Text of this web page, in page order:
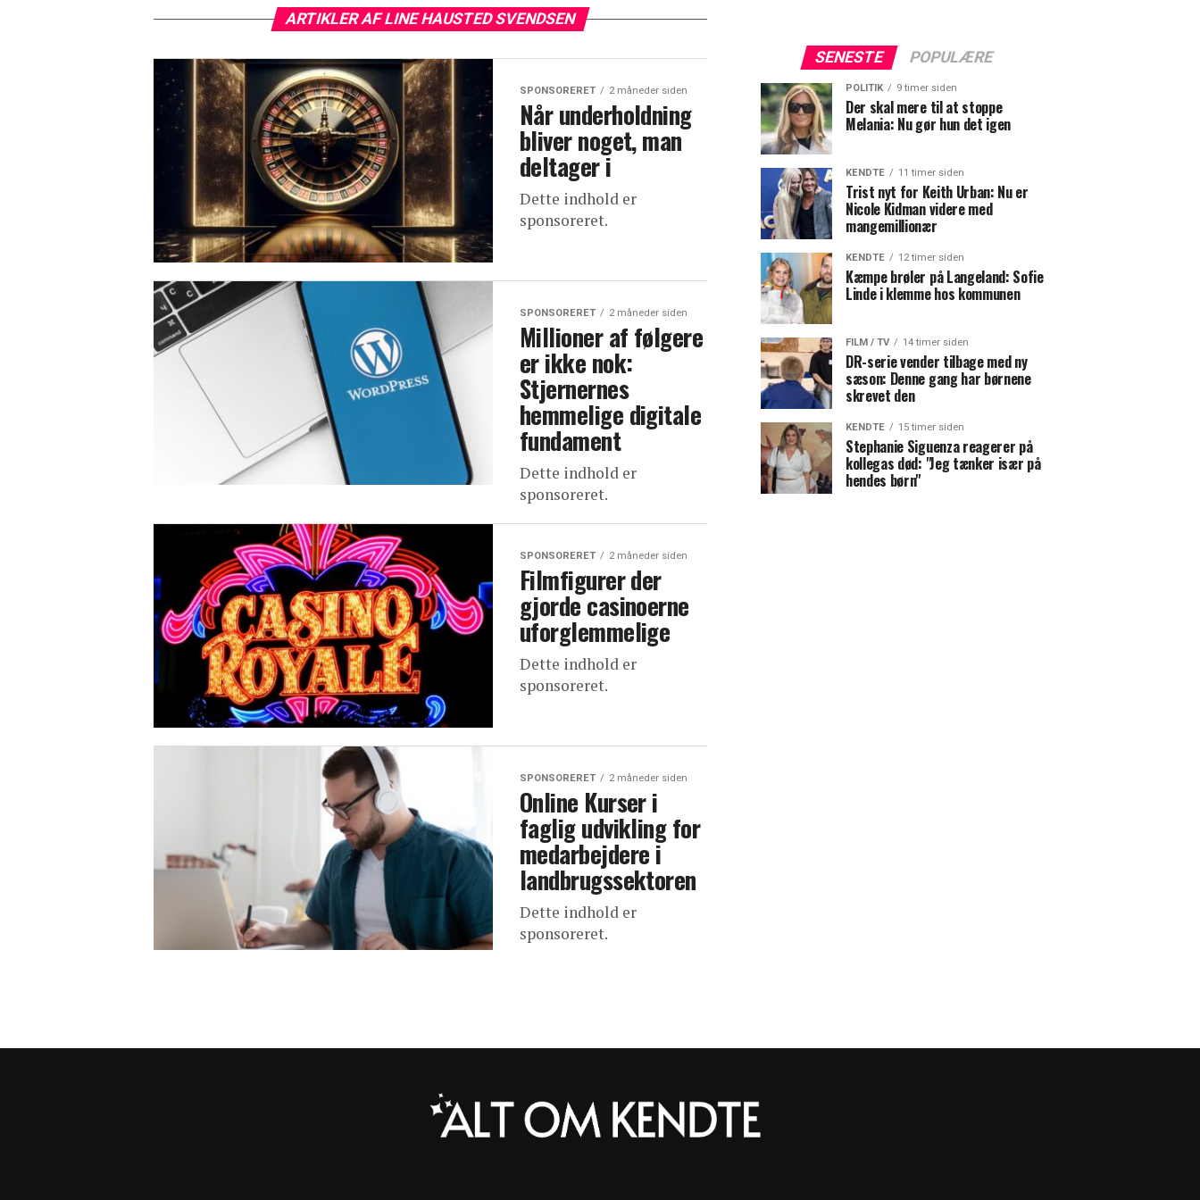
ARTIKLER AF LINE HAUSTED SVENDSEN
SPONSORERET 2 måneder siden
Når underholdning
bliver noget, man
deltager i
Dette indhold er
sponsoreret.
SPONSORERET 2 måneder siden
Millioner af følgere
er ikke nok:
Stjernernes
hemmelige digitale
fundament
Dette indhold er
sponsoreret.
SPONSORERET 2 måneder siden
Filmfigurer der
gjorde casinoerne
uforglemmelige
Dette indhold er
sponsoreret.
SPONSORERET 2 måneder siden
Online Kurser i
faglig udvikling for
medarbejdere i
landbrugssektoren
Dette indhold er
sponsoreret.
SENESTE POPULÆRE
POLITIK 9 timer siden
Der skal mere til at stoppe
Melania: Nu gør hun det igen
KENDTE 11 timer siden
Trist nyt for Keith Urban: Nu er
Nicole Kidman videre med
mangemillionær
KENDTE 12 timer siden
Kæmpe brøler på Langeland: Sofie
Linde i klemme hos kommunen
FILM / TV 14 timer siden
DR-serie vender tilbage med ny
sæson: Denne gang har børnene
skrevet den
KENDTE 15 timer siden
Stephanie Siguenza reagerer på
kollegas død: "Jeg tænker især på
hendes børn"